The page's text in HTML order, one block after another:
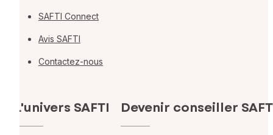
SAFTI Connect
Avis SAFTI
Contactez-nous
L'univers SAFTI Devenir conseiller